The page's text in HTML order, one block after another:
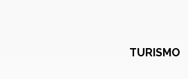
TURISMO